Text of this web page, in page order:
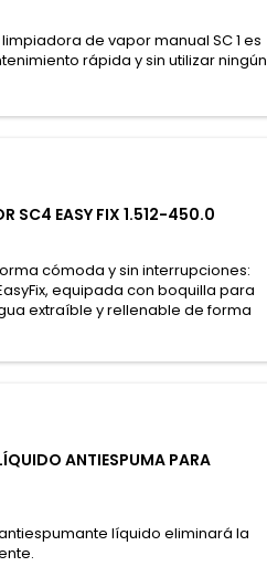
de vapor manual SC 1 es
rápida y sin utilizar ningún
SC4 EASY FIX 1.512-450.0
cómoda y sin interrupciones:
equipada con boquilla para
extraíble y rellenable de forma
ANTIESPUMA PARA
líquido eliminará la